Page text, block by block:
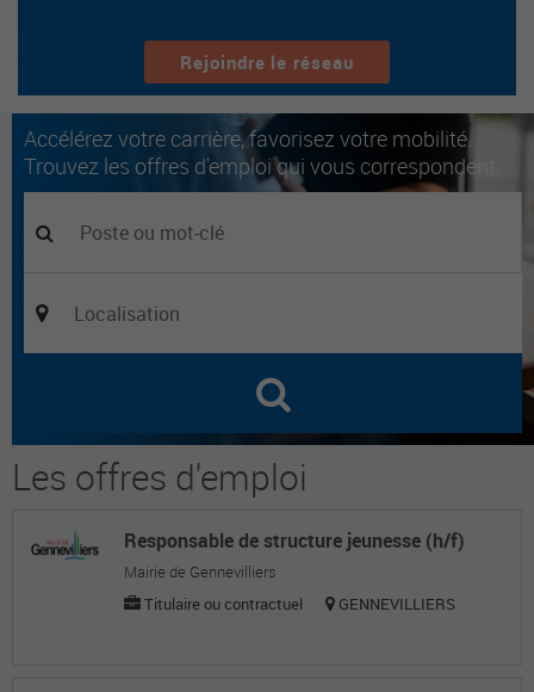
Rejoindre le réseau
Accélérez votre carrière, favorisez votre mobilité.
Trouvez les offres d'emploi qui vous correspondent.
Les offres d'emploi
Responsable de structure jeunesse (h/f)
Mairie de Gennevilliers
Titulaire ou contractuel
GENNEVILLIERS